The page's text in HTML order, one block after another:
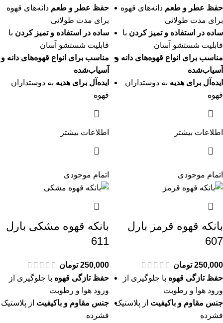
حفظ عطر و طعم دانه‌های قهوه
برای مدت طولانی
ساده در استفاده و تمیز کردن با
قابلیت شستشو آسان
مناسب برای انواع قهوه‌های دانه و
آسیاب‌شده
ایده‌آل برای هدیه به دوستداران
قهوه
اطلاعات بیشتر
حفظ عطر و طعم دانه‌های قهوه
برای مدت طولانی
ساده در استفاده و تمیز کردن با
قابلیت شستشو آسان
مناسب برای انواع قهوه‌های دانه و
آسیاب‌شده
ایده‌آل برای هدیه به دوستداران
قهوه
اطلاعات بیشتر
اتمام موجودی
بانکه قهوه قرمز بارل
607
250,000 تومان
حفظ تازگی قهوه با جلوگیری از
ورود هوا و رطوبت
جنس مقاوم و باکیفیت از پلاستیک
فشرده
اتمام موجودی
بانکه قهوه مشکی بارل
611
250,000 تومان
حفظ تازگی قهوه با جلوگیری از
ورود هوا و رطوبت
جنس مقاوم و باکیفیت از پلاستیک
فشرده